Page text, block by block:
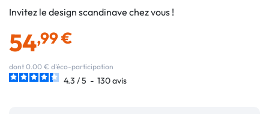
Invitez le design scandinave chez vous !
54,99 €
dont 0.00 € d'éco-participation
4.3 /5 - 130avis